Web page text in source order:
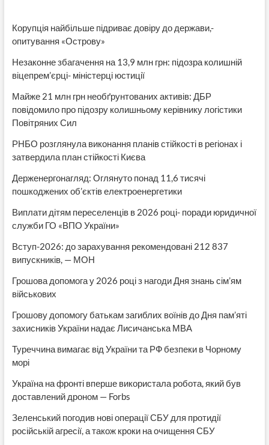
Корупція найбільше підриває довіру до держави,-
опитування «Острову»
Незаконне збагачення на 13,9 млн грн: підозра колишній
віцепрем’єрці- міністерці юстиції
Майже 21 млн грн необґрунтованих активів: ДБР
повідомило про підозру колишньому керівнику логістики
Повітряних Сил
РНБО розглянула виконання планів стійкості в регіонах і
затвердила план стійкості Києва
Держенергонагляд: Оглянуто понад 11,6 тисячі
пошкоджених об’єктів електроенергетики
Виплати дітям переселенців в 2026 році- поради юридичної
служби ГО «ВПО України»
Вступ-2026: до зарахування рекомендовані 212 837
випускників, — МОН
Грошова допомога у 2026 році з нагоди Дня знань сім’ям
військових
Грошову допомогу батькам загиблих воїнів до Дня пам’яті
захисників України надає Лисичанська МВА
Туреччина вимагає від України та РФ безпеки в Чорному
морі
Україна на фронті вперше використала робота, який був
доставлений дроном — Forbs
Зеленський погодив нові операції СБУ для протидії
російській агресії, а також кроки на очищення СБУ